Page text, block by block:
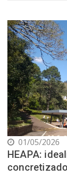
01/05/2026
HEAPA: